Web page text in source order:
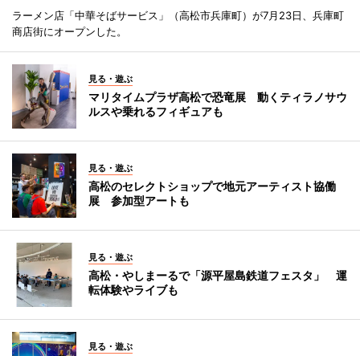
ラーメン店「中華そばサービス」（高松市兵庫町）が7月23日、兵庫町
商店街にオープンした。
見る・遊ぶ
マリタイムプラザ高松で恐竜展 動くティラノサウ
ルスや乗れるフィギュアも
見る・遊ぶ
高松のセレクトショップで地元アーティスト協働
展 参加型アートも
見る・遊ぶ
高松・やしまーるで「源平屋島鉄道フェスタ」 運
転体験やライブも
見る・遊ぶ